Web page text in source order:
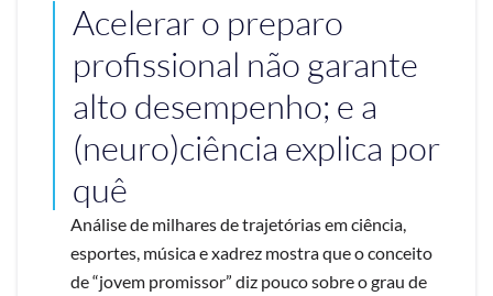
Acelerar o preparo
profissional não garante
alto desempenho; e a
(neuro)ciência explica por
quê
Análise de milhares de trajetórias em ciência,
esportes, música e xadrez mostra que o conceito
de “jovem promissor” diz pouco sobre o grau de